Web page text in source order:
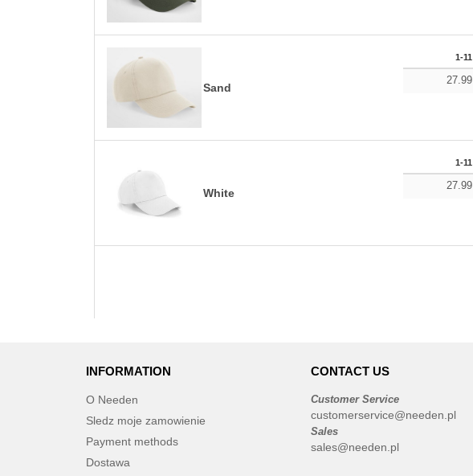
Sand
1-11
27.99
White
1-11
27.99
INFORMATION
O Needen
Sledz moje zamowienie
Payment methods
Dostawa
CONTACT US
Customer Service
customerservice@needen.pl
Sales
sales@needen.pl